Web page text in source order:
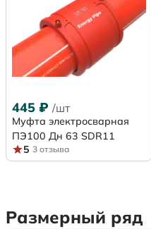
445 ₽ /шт
Муфта электросварная
ПЭ100 Дн 63 SDR11
5 3 отзыва
Размерный ряд